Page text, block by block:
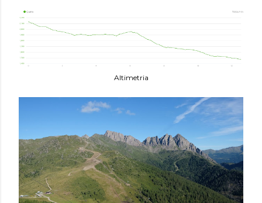
Altimetria